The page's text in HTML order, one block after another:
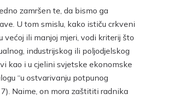
zamršen te, da bismo ga
U tom smislu, kako ističu crkveni
ili manjoj mjeri, vodi kriterij što
industrijskog ili poljodjelskog
kao i u cjelini svjetske ekonomske
“u ostvarivanju potpunog
Naime, on mora zaštititi radnika